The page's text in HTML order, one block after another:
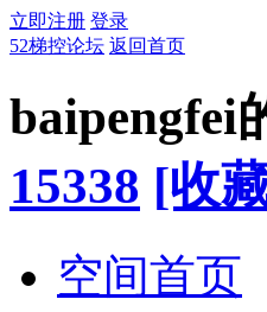
立即注册 登录
52梯控论坛 返回首页
baipengfei
15338 [收
空间首页